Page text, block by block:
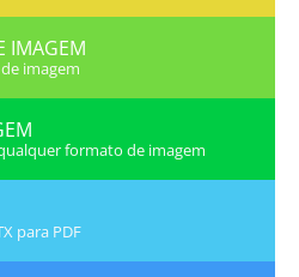
IMAGEM
imagem
formato de imagem
para PDF